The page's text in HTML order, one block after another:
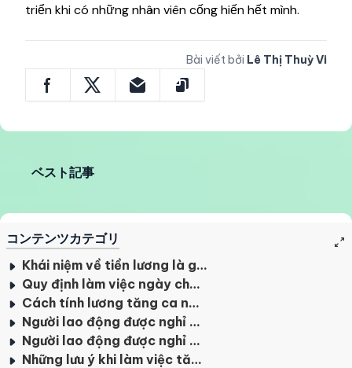
triển khi có những nhân viên cống hiến hết mình.
Bài viết bởi Lê Thị Thuỳ Vi
ベスト記事
コンテンツカテゴリ
Khái niệm về tiền lương là gì?
Quy định làm việc ngày chủ nhật như thế nào?
Cách tính lương tăng ca ngày Chủ Nhật
Người lao động được nghỉ bao lâu trước khi chuyển qua ca làm khác?
Người lao động được nghỉ giải lao tối đa bao nhiêu phút?
Những lưu ý khi làm việc tăng ca vào ngày chủ nhật